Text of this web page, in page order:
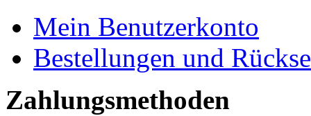
Mein Benutzerkonto
Bestellungen und
Zahlungsmethoden